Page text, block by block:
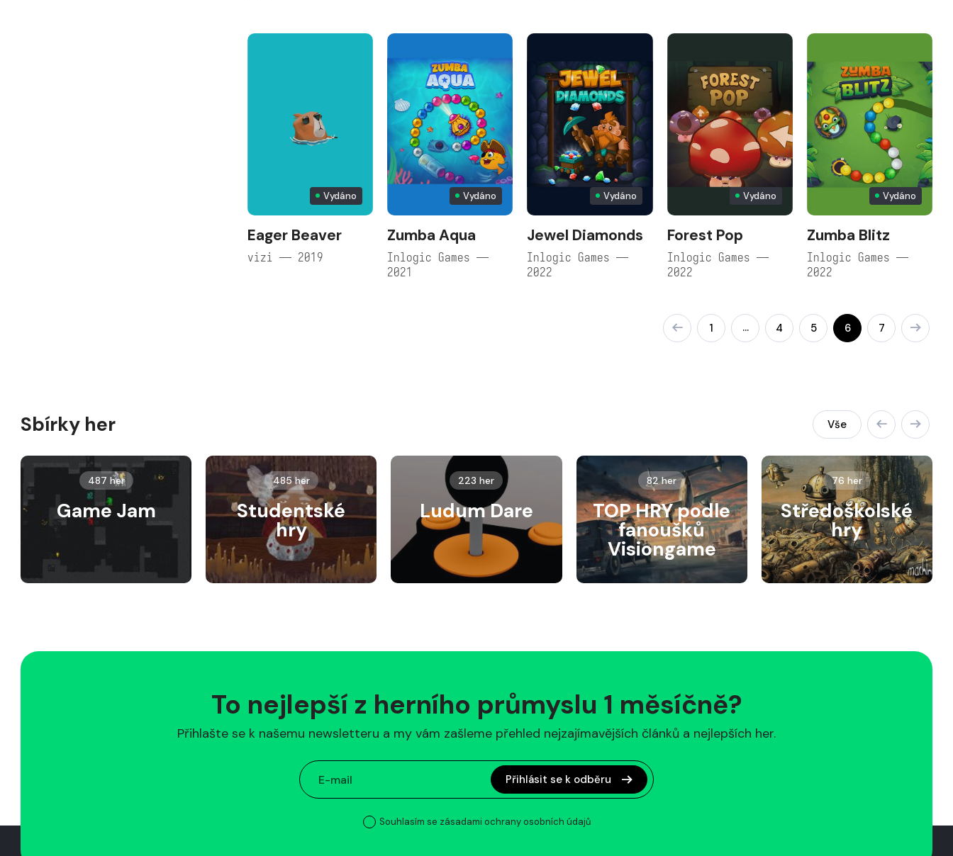
Vydáno
Eager Beaver
vizi — 2019
Vydáno
Zumba Aqua
Inlogic Games —
2021
Vydáno
Jewel Diamonds
Inlogic Games —
2022
Vydáno
Forest Pop
Inlogic Games —
2022
Vydáno
Zumba Blitz
Inlogic Games —
2022
1 … 4 5 6 7
Sbírky her Vše
487 her
Game Jam
485 her
Studentské
hry
223 her
Ludum Dare
82 her
TOP HRY podle
fanoušků
Visiongame
76 her
Středoškolské
hry
To nejlepší z herního průmyslu 1 měsíčně?
Přihlašte se k našemu newsletteru a my vám zašleme přehled nejzajímavějších článků a nejlepších her.
Přihlásit se k odběru
Souhlasím se zásadami ochrany osobních údajů